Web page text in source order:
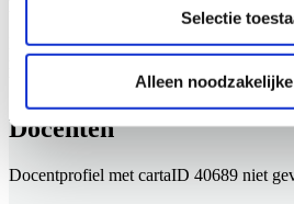
Selectie
Alleen
De opleiding wordt afgesloten met een
meerkeuzevragen, waarbij getoetst
Docenten
Docentprofiel met cartaID 40689 niet